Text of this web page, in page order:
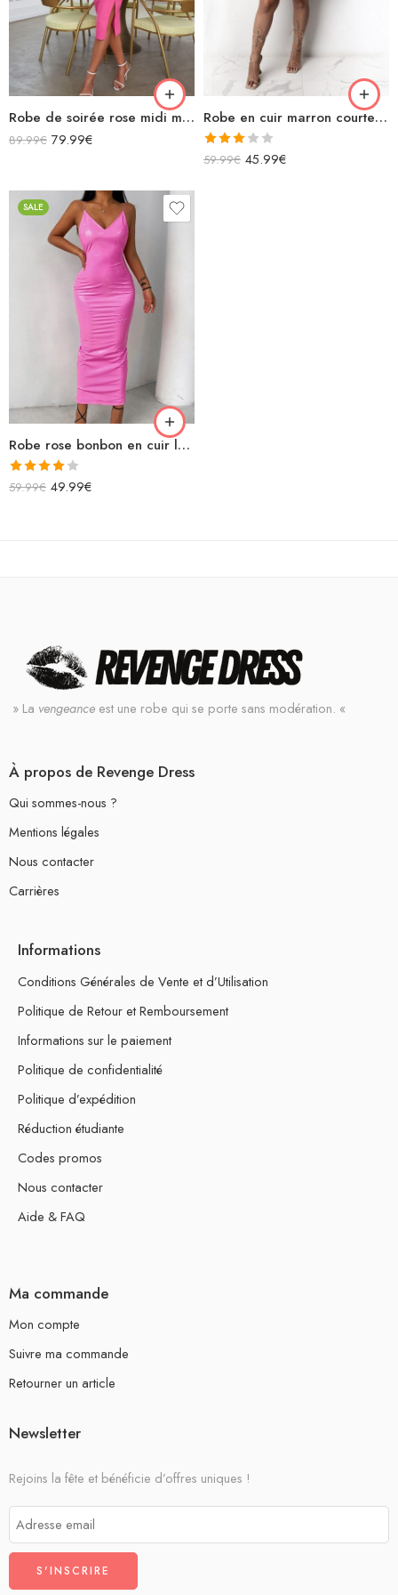
Robe de soirée rose midi moulante fendue manches courtes découpe sexy avec chaînette zigzag dans le dos
89.99€ 79.99€
Robe en cuir marron courte avec volants décolleté v manches longue
Note
59.99€ 45.99€
SALE
Robe rose bonbon en cuir longue bretelles spaghettis
Note
59.99€ 49.99€
» La vengeance est une robe qui se porte sans modération. «
À propos de Revenge Dress
Qui sommes-nous ?
Mentions légales
Nous contacter
Carrières
Informations
Conditions Générales de Vente et d’Utilisation
Politique de Retour et Remboursement
Informations sur le paiement
Politique de confidentialité
Politique d’expédition
Réduction étudiante
Codes promos
Nous contacter
Aide & FAQ
Ma commande
Mon compte
Suivre ma commande
Retourner un article
Newsletter
Rejoins la fête et bénéficie d’offres uniques !